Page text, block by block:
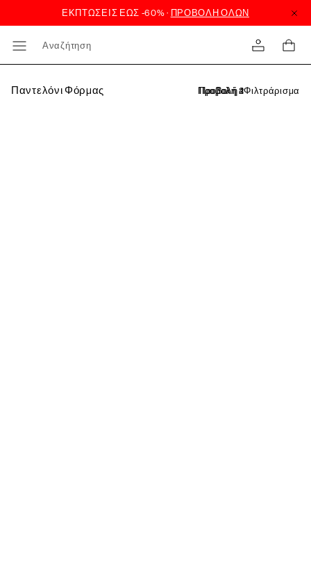
Αναζήτηση
Παντελόνι Φόρμας Φιλτράρισμα